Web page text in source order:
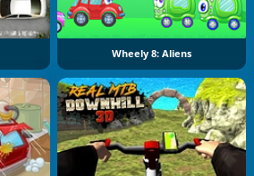
Wheely 8: Aliens